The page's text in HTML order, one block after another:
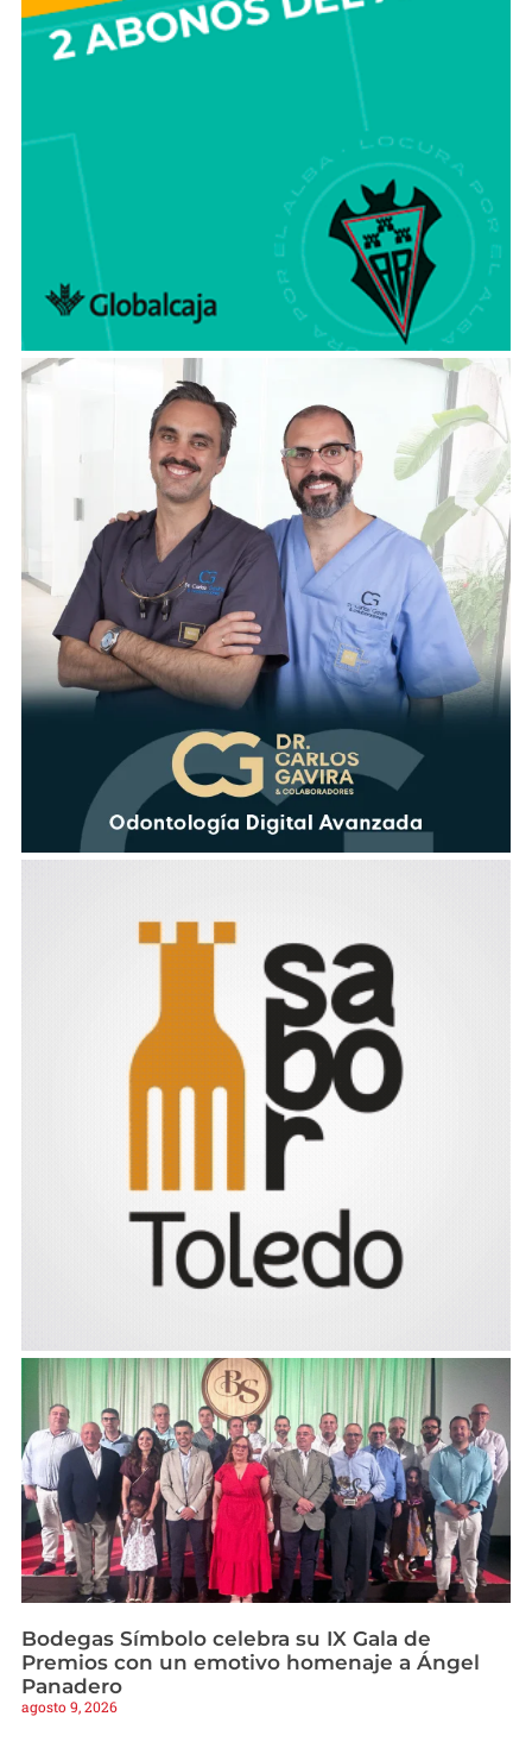
Bodegas Símbolo celebra su IX Gala de
Premios con un emotivo homenaje a Ángel
Panadero
agosto 9, 2026